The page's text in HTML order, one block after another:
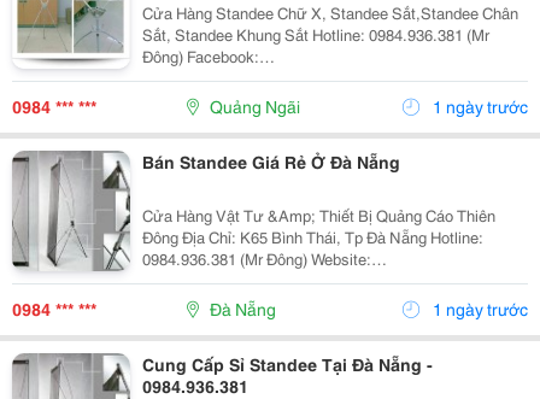
Cửa Hàng Standee Chữ X, Standee Sắt,Standee Chân
Sắt, Standee Khung Sắt Hotline: 0984.936.381 (Mr
Đông) Facebook:
Https://Www.facebook.com/Standeechuxdn/ Cửa Hàng
Quảng Cáo Thiên Đông Là Một Đơn Vị Chuyên Sản Xuất
Cung Cấp Các Vật Phẩm Quảng Cáo T
0984 *** *** Quảng Ngãi 1 ngày trước
Bán Standee Giá Rẻ Ở Đà Nẵng
Cửa Hàng Vật Tư &Amp; Thiết Bị Quảng Cáo Thiên
Đông Địa Chỉ: K65 Bình Thái, Tp Đà Nẵng Hotline:
0984.936.381 (Mr Đông) Website:
Http://Gianhangvn.com/Standeedn Email:
Standeedn@Gmail.com - Cung Cấp Standee Các Loại.
(Standee X Tiêu Chu
0984 *** *** Đà Nẵng 1 ngày trước
Cung Cấp Sỉ Standee Tại Đà Nẵng -
0984.936.381